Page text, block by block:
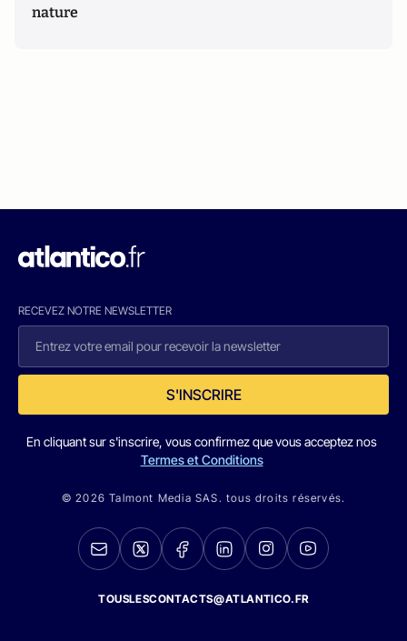
nature
RECEVEZ NOTRE NEWSLETTER
S'INSCRIRE
En cliquant sur s'inscrire, vous confirmez que vous acceptez nos
Termes et Conditions
© 2026 Talmont Media SAS. tous droits réservés.
TOUSLESCONTACTS@ATLANTICO.FR